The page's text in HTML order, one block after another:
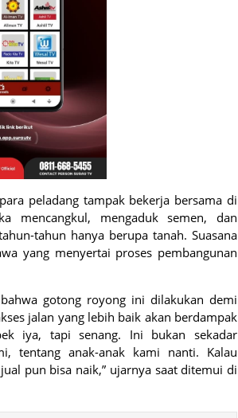
peladang tampak bekerja bersama di
mencangkul, mengaduk semen, dan
tahun hanya berupa tanah. Suasana
yang menyertai proses pembangunan
gotong royong ini dilakukan demi
jalan yang lebih baik akan berdampak
iya, tapi senang. Ini bukan sekadar
tentang anak-anak kami nanti. Kalau
pun bisa naik,” ujarnya saat ditemui di